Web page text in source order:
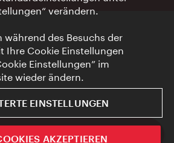
- Die offizielle City Guide App
verändern.
während des Besuchs der
Ihre Cookie Einstellungen
Einstellungen” im
wieder ändern.
EINSTELLUNGEN
AKZEPTIEREN